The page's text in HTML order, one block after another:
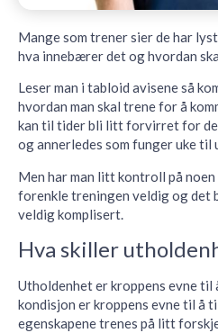
Mange som trener sier de har
hva innebærer det og hvordan
Leser man i tabloid avisene så
hvordan man skal trene for å
kan til tider bli litt forvirret for
og annerledes som funger uke til
Men har man litt kontroll på noen
forenkle treningen veldig og det
veldig komplisert.
Hva skiller
Utholdenhet er kroppens evne
kondisjon er kroppens evne til å
egenskapene trenes på litt